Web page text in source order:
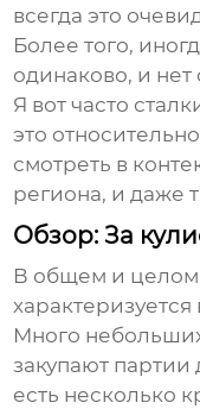
всегда это
Более того,
одинаково, и
Я вот часто
это
смотреть в
региона, и даже
Обзор: За
В общем и
Много
закупают партии
есть несколько